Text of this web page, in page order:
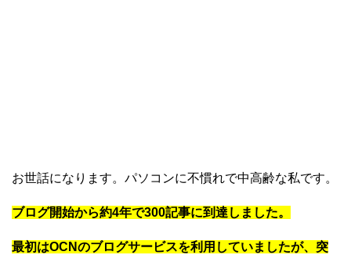
お世話になります。パソコンに不慣れで中高齢な私です。
ブログ開始から約4年で300記事に到達しました。
最初はOCNのブログサービスを利用していましたが、突